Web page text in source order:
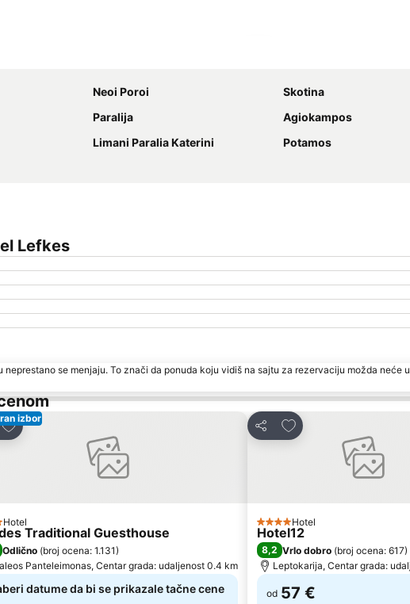
Neoi Poroi
Skotina
Paralija
Agiokampos
Limani Paralia Katerini
Potamos
Lefkes
se menjaju. To znači da ponuda koju vidiš na sajtu za rezervaciju možda neće
izbor
Dodati u favorite
Hotel
Traditional Guesthouse
Odlično (broj ocena: 1.131)
Panteleimonas, Centar grada: udaljenost 0.4 km
datume da bi se prikazale tačne cene
Deli
Dodati u favorite
4 Zvezdice
Hotel
Hotel12
8,2 Vrlo dobro (broj ocena: 617)
Leptokarija, Centar grada:
od 57 €